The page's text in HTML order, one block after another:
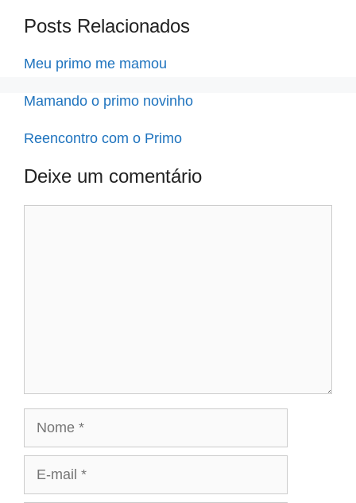
Posts Relacionados
Meu primo me mamou
Mamando o primo novinho
Reencontro com o Primo
Deixe um comentário